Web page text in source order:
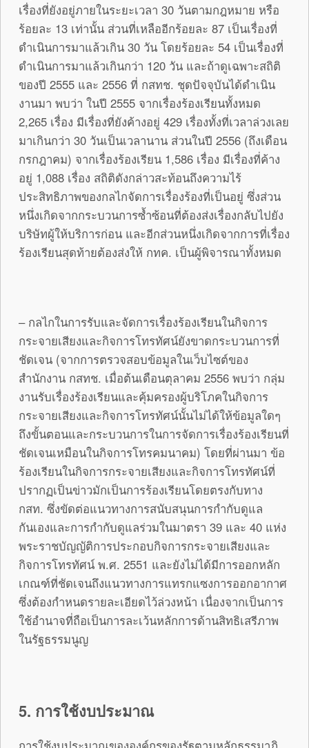
เรื่องที่ยังอยู่ภายในระยะเวลา 30 วันตามกฎหมาย หรือ
ร้อยละ 13 เท่านั้น ส่วนที่เหลืออีกร้อยละ 87 เป็นเรื่องที่
ดำเนินการมาแล้วเกิน 30 วัน โดยร้อยละ 54 เป็นเรื่องที่
ดำเนินการมาแล้วเกินกว่า 120 วัน และถ้าดูเฉพาะสถิติ
ของปี 2555 และ 2556 ที่ กสทช. ชุดปัจจุบันได้ดำเนิน
งานมา พบว่า ในปี 2555 จากเรื่องร้องเรียนทั้งหมด
2,265 เรื่อง มีเรื่องที่ยังค้างอยู่ 429 เรื่องทั้งที่เวลาล่วงเลย
มาเกินกว่า 30 วันเป็นเวลานาน ส่วนในปี 2556 (ถึงเดือน
กรกฎาคม) จากเรื่องร้องเรียน 1,586 เรื่อง มีเรื่องที่ค้าง
อยู่ 1,088 เรื่อง สถิติดังกล่าวสะท้อนถึงความไร้
ประสิทธิภาพของกลไกจัดการเรื่องร้องที่เป็นอยู่ ซึ่งส่วน
หนึ่งเกิดจากกระบวนการซ้ำซ้อนที่ต้องส่งเรื่องกลับไปยัง
บริษัทผู้ให้บริการก่อน และอีกส่วนหนึ่งเกิดจากการที่เรื่อง
ร้องเรียนสุดท้ายต้องส่งให้ กทค. เป็นผู้พิจารณาทั้งหมด
– กลไกในการรับและจัดการเรื่องร้องเรียนในกิจการ
กระจายเสียงและกิจการโทรทัศน์ยังขาดกระบวนการที่
ชัดเจน (จากการตรวจสอบข้อมูลในเว็บไซต์ของ
สำนักงาน กสทช. เมื่อต้นเดือนตุลาคม 2556 พบว่า กลุ่ม
งานรับเรื่องร้องเรียนและคุ้มครองผู้บริโภคในกิจการ
กระจายเสียงและกิจการโทรทัศน์นั้นไม่ได้ให้ข้อมูลใดๆ
ถึงขั้นตอนและกระบวนการในการจัดการเรื่องร้องเรียนที่
ชัดเจนเหมือนในกิจการโทรคมนาคม) โดยที่ผ่านมา ข้อ
ร้องเรียนในกิจการกระจายเสียงและกิจการโทรทัศน์ที่
ปรากฏเป็นข่าวมักเป็นการร้องเรียนโดยตรงกับทาง
กสท. ซึ่งขัดต่อแนวทางการสนับสนุนการกำกับดูแล
กันเองและการกำกับดูแลร่วมในมาตรา 39 และ 40 แห่ง
พระราชบัญญัติการประกอบกิจการกระจายเสียงและ
กิจการโทรทัศน์ พ.ศ. 2551 และยังไม่ได้มีการออกหลัก
เกณฑ์ที่ชัดเจนถึงแนวทางการแทรกแซงการออกอากาศ
ซึ่งต้องกำหนดรายละเอียดไว้ล่วงหน้า เนื่องจากเป็นการ
ใช้อำนาจที่ถือเป็นการละเว้นหลักการด้านสิทธิเสรีภาพ
ในรัฐธรรมนูญ
5. การใช้งบประมาณ